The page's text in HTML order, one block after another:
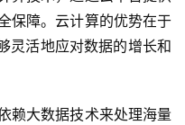
保障。云计算的优势在于
灵活地应对数据的增长和
赖大数据技术来处理海量